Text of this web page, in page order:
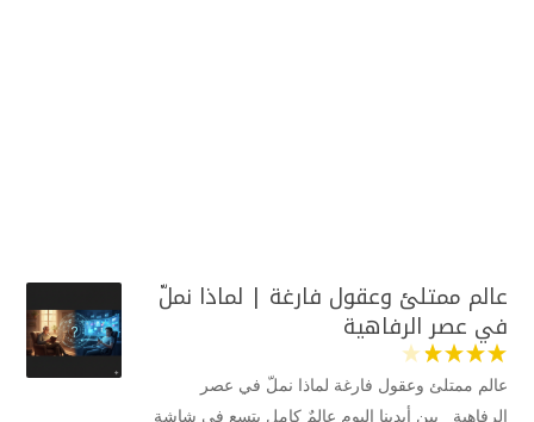
عالم ممتلئ وعقول فارغة | لماذا نملّ
في عصر الرفاهية
عالم ممتلئ وعقول فارغة لماذا نملّ في عصر
الرفاهية بين أيدينا اليوم عالمٌ كامل يتسع في شاشة